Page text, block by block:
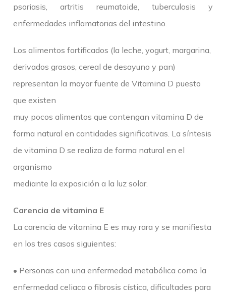
psoriasis, artritis reumatoide, tuberculosis y
enfermedades inflamatorias del intestino.
Los alimentos fortificados (la leche, yogurt, margarina,
derivados grasos, cereal de desayuno y pan)
representan la mayor fuente de Vitamina D puesto
que existen
muy pocos alimentos que contengan vitamina D de
forma natural en cantidades significativas. La síntesis
de vitamina D se realiza de forma natural en el
organismo
mediante la exposición a la luz solar.
Carencia de vitamina E
La carencia de vitamina E es muy rara y se manifiesta
en los tres casos siguientes:
• Personas con una enfermedad metabólica como la
enfermedad celiaca o fibrosis cística, dificultades para